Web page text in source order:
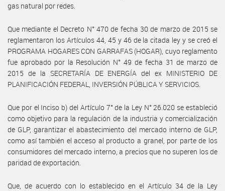
gas natural por redes.
Que mediante el Decreto N° 470 de fecha 30 de marzo de 2015 se
reglamentaron los Artículos 44, 45 y 46 de la citada ley y se creó el
PROGRAMA HOGARES CON GARRAFAS (HOGAR), cuyo reglamento
fue aprobado por la Resolución N° 49 de fecha 31 de marzo de
2015 de la SECRETARÍA DE ENERGÍA del ex MINISTERIO DE
PLANIFICACIÓN FEDERAL, INVERSIÓN PÚBLICA Y SERVICIOS.
Que por el Inciso b) del Artículo 7° de la Ley N° 26.020 se estableció
como objetivo para la regulación de la industria y comercialización
de GLP, garantizar el abastecimiento del mercado interno de GLP,
como así también el acceso al producto a granel, por parte de los
consumidores del mercado interno, a precios que no superen los de
paridad de exportación.
Que, de acuerdo con lo establecido en el Artículo 34 de la Ley